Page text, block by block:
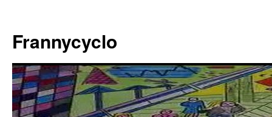
contenu
Frannycyclo